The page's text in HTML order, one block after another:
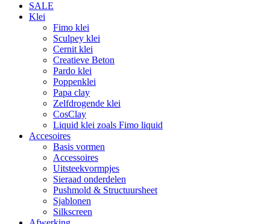
SALE
Klei
Fimo klei
Sculpey klei
Cernit klei
Creatieve Beton
Pardo klei
Poppenklei
Papa clay
Zelfdrogende klei
CosClay
Liquid klei zoals Fimo liquid
Accesoires
Basis vormen
Accessoires
Uitsteekvormpjes
Sieraad onderdelen
Pushmold & Structuursheet
Sjablonen
Silkscreen